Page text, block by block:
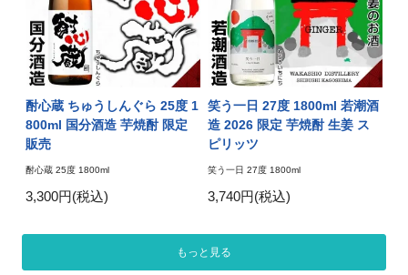
酎心蔵 ちゅうしんぐら 25度 1
800ml 国分酒造 芋焼酎 限定
販売
酎心蔵 25度 1800ml
3,300円(税込)
笑う一日 27度 1800ml 若潮酒
造 2026 限定 芋焼酎 生姜 ス
ピリッツ
笑う一日 27度 1800ml
3,740円(税込)
もっと見る